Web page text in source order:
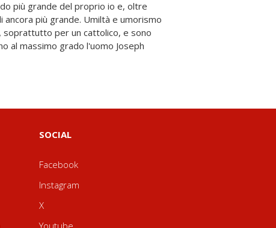
SOCIAL
Facebook
Instagram
X
Youtube